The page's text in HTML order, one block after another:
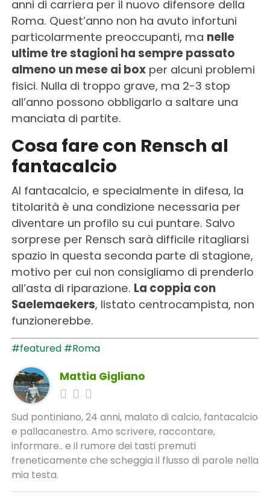
anni di carriera per il nuovo difensore della
Roma. Quest’anno non ha avuto infortuni
particolarmente preoccupanti, ma nelle
ultime tre stagioni ha sempre passato
almeno un mese ai boxper alcuni problemi
fisici. Nulla di troppo grave, ma 2-3 stop
all’anno possono obbligarlo a saltare una
manciata di partite.
Cosa fare con Rensch al
fantacalcio
Al fantacalcio, e specialmente in difesa, la
titolarità è una condizione necessaria per
diventare un profilo su cui puntare. Salvo
sorprese per Rensch sarà difficile ritagliarsi
spazio in questa seconda parte di stagione,
motivo per cui non consigliamo di prenderlo
all’asta di riparazione. La coppia con
Saelemaekers, listato centrocampista, non
funzionerebbe.
#featured #Roma
Mattia Gigliano
Sud pontiniano, 24 anni, malato di calcio, fantacalcio
e pallacanestro. Amo scrivere, raccontare,
informare.. e il rumore dei tasti premuti
freneticamente che scheggia il flusso di parole nella
mia testa.